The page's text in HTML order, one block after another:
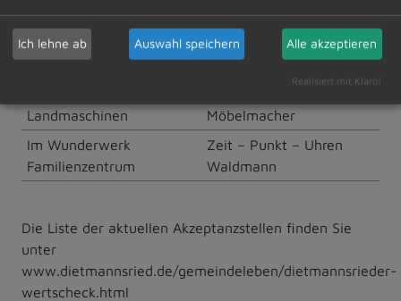
Harry`s Ski-Sport-Service
VRS – Vitali`s Reifen
Service
Hetterich & Klotz GbR
WAHL Agrar & Reitsport
Landmaschinen
Möbelmacher
Im Wunderwerk
Familienzentrum
Zeit – Punkt – Uhren
Waldmann
Die Liste der aktuellen Akzeptanzstellen finden Sie
unter
www.dietmannsried.de/gemeindeleben/dietmannsrieder-
wertscheck.html
Ich lehne ab Auswahl speichern Alle akzeptieren
Realisiert mit Klaro!